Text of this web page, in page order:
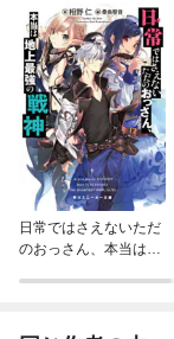
日常ではさえないただ
のおっさん、本当は地